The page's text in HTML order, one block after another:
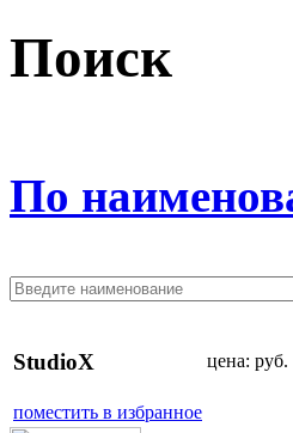
Поиск
По
StudioX цена: руб.
поместить в избранное